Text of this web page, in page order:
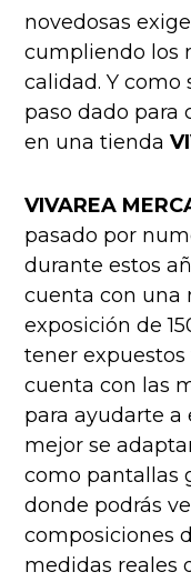
novedosas
cumpliendo los
calidad. Y como
paso dado para
en una tienda
VIVAREA
pasado por
durante estos
cuenta con una
exposición de
tener
cuenta con las
para ayudarte a
mejor se
como pantallas
donde podrás
composiciones
medidas reales